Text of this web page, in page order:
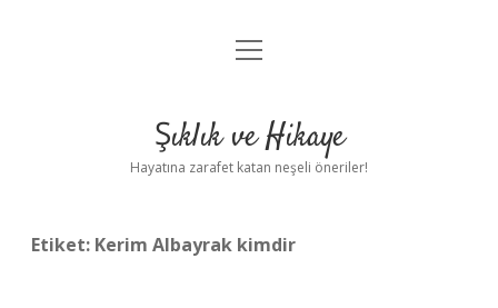
Anasayfa
Yasal Uyarı
menüyü
Şıklık ve Hikaye
Hayatına zarafet katan neşeli öneriler!
Etiket: Kerim Albayrak kimdir